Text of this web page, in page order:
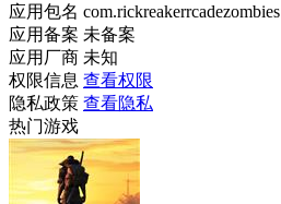
应用包名 com.rickreakerrcadezombies
应用备案 未备案
应用厂商 未知
权限信息 查看权限
隐私政策 查看隐私
热门游戏